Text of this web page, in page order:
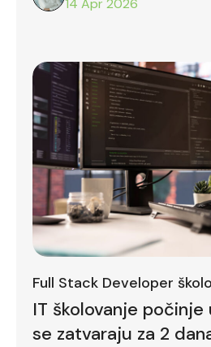
14 Apr 2026
Full Stack Developer
IT školovanje počinje
se zatvaraju za 2